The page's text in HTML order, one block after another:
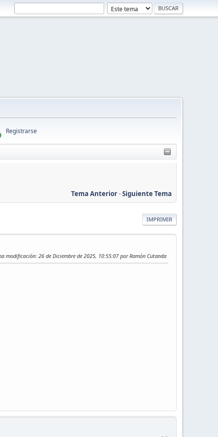
Registrarse
Tema Anterior-Siguiente Tema
IMPRIMIR
modificación: 26 de Diciembre de 2025, 10:55:07 por Ramón Cutanda